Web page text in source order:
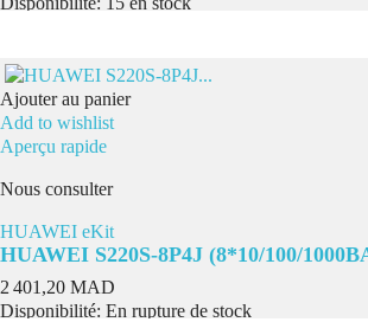
Ajouter au panier
Add to wishlist
Aperçu rapide
Nous consulter
HUAWEI eKit
HUAWEI S220S-8P4J (8*10/100/
Prix
2 401,20 MAD
Disponibilité: En rupture de stock